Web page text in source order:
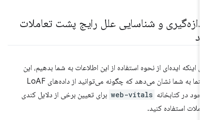
و شناسایی علل رایج پشت تعاملات
اینکه ایده‌ای از نحوه استفاده از این اطلاعات به شما بدهیم، این
راهنما به شما نشان می‌دهد که چگونه می‌توانید از داده‌های LoAF
در کتابخانه web-vitals برای تعیین برخی از دلایل کندی
استفاده کنید.